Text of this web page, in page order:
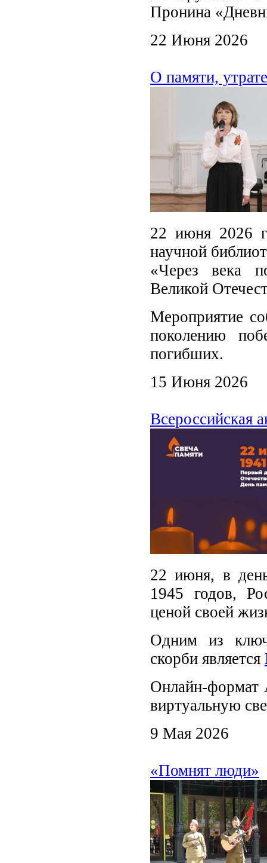
Пронина
22 Июня 2026
О памяти,
22 июня 2026
научной
«Через века
Великой
Мероприятие
поколению
погибших.
15 Июня 2026
Всероссийская
22 июня, в
1945 годов,
ценой своей
Одним из
скорби является
Онлайн-формат
виртуальную
9 Мая 2026
«Помнят люди»